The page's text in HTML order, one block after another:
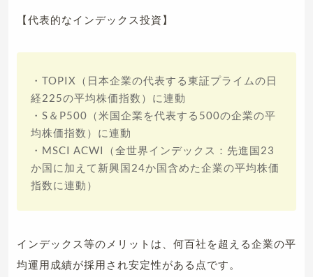
【代表的なインデックス投資】
・TOPIX（日本企業の代表する東証プライムの日
経225の平均株価指数）に連動
・S＆P500（米国企業を代表する500の企業の平
均株価指数）に連動
・MSCI ACWI（全世界インデックス：先進国23
か国に加えて新興国24か国含めた企業の平均株価
指数に連動）
インデックス等のメリットは、何百社を超える企業の平
均運用成績が採用され安定性がある点です。